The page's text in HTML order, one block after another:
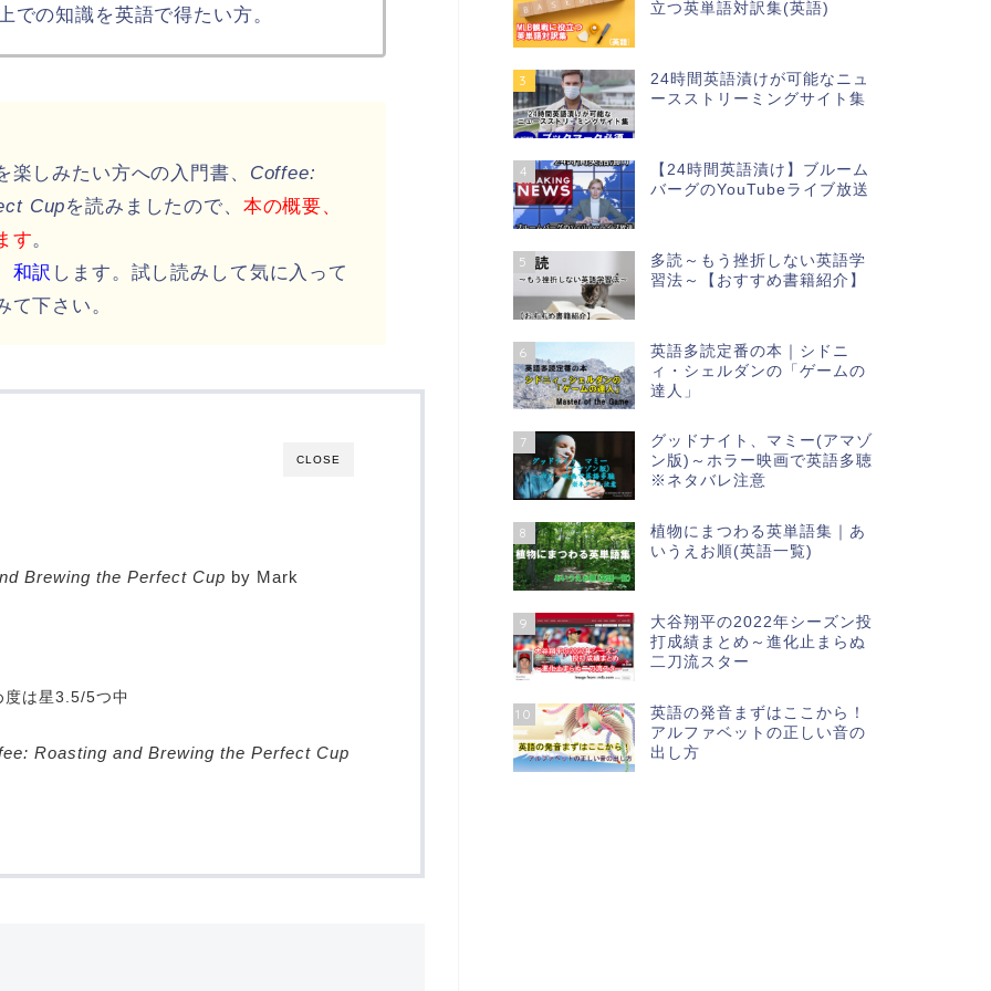
での知識を英語で得たい方。
しみたい方への入門書、 Coffee:
Cupを読みましたので、 本の概要、
す。
和訳 します。試し読みして気に入って
下さい。
CLOSE
Brewing the Perfect Cup by Mark
度は星3.5/5つ中
Roasting and Brewing the Perfect Cup
立つ英単語対訳集(英語)
3
24時間英語漬けが可能なニュ
ースストリーミングサイト集
4
【24時間英語漬け】ブルーム
バーグのYouTubeライブ放送
5
多読～もう挫折しない英語学
習法～【おすすめ書籍紹介】
6
英語多読定番の本｜シドニ
ィ・シェルダンの「ゲームの
達人」
7
グッドナイト、マミー(アマゾ
ン版)～ホラー映画で英語多聴
※ネタバレ注意
8
植物にまつわる英単語集｜あ
いうえお順(英語一覧)
9
大谷翔平の2022年シーズン投
打成績まとめ～進化止まらぬ
二刀流スター
10
英語の発音まずはここから！
アルファベットの正しい音の
出し方